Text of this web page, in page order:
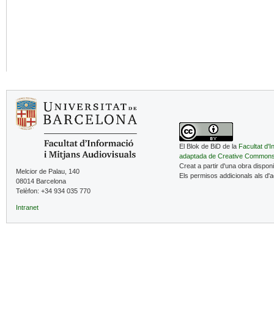
Melcior de Palau, 140
08014 Barcelona
Telèfon: +34 934 035 770
Intranet
El Blok de BiD de la Facultat
adaptada de Creative
Creat a partir d'una obra
Els permisos addicionals als